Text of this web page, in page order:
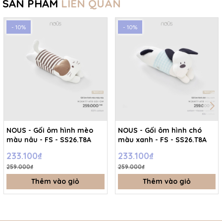
SẢN PHẨM LIÊN QUAN
- 10%
NOUS - Gối ôm hình mèo
màu nâu - FS - SS26.T8A
233.100₫
259.000₫
Thêm vào giỏ
- 10%
NOUS - Gối ôm hình chó
màu xanh - FS - SS26.T8A
233.100₫
259.000₫
Thêm vào giỏ